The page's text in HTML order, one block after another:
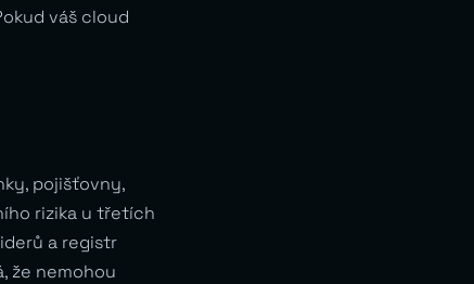
váš cloud
pojišťovny,
rizika u třetích
a registr
že nemohou